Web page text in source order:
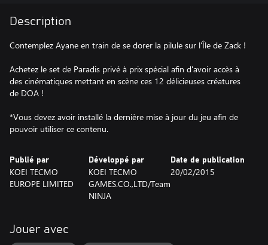
Description
Contemplez Ayane en train de se dorer la pilule sur l'Île de Zack !
Achetez le set de Paradis privé à prix spécial afin d'avoir accès à
des cinématiques mettant en scène ces 12 délicieuses créatures
de DOA !
*Vous devez avoir installé la dernière mise à jour du jeu afin de
pouvoir utiliser ce contenu.
Publié par
KOEI TECMO
EUROPE LIMITED
Développé par
KOEI TECMO
GAMES.CO.,LTD/Team
NINJA
Date de publication
20/02/2015
Jouer avec